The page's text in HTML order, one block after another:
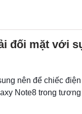
đối mặt với
nên để chiếc
Note8 trong